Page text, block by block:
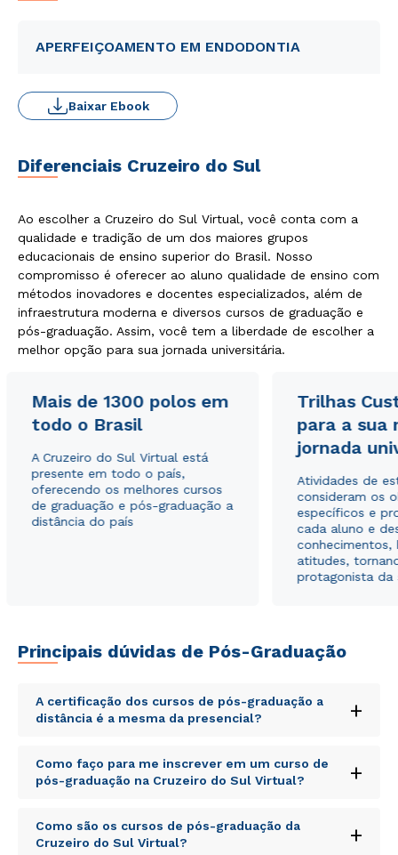
APERFEIÇOAMENTO EM ENDODONTIA
Baixar Ebook
Diferenciais Cruzeiro do Sul
Ao escolher a Cruzeiro do Sul Virtual, você conta com a
qualidade e tradição de um dos maiores grupos
educacionais de ensino superior do Brasil. Nosso
compromisso é oferecer ao aluno qualidade de ensino com
métodos inovadores e docentes especializados, além de
infraestrutura moderna e diversos cursos de graduação e
pós-graduação. Assim, você tem a liberdade de escolher a
melhor opção para sua jornada universitária.
Mais de 1300 polos em
todo o Brasil
A Cruzeiro do Sul Virtual está
presente em todo o país,
oferecendo os melhores cursos
de graduação e pós-graduação a
distância do país
Trilhas
para a sua
jornada
Atividades de
consideram os
específicos e
cada aluno e
conhecimentos,
atitudes,
protagonista da
Principais dúvidas de Pós-Graduação
A certificação dos cursos de pós-graduação a
distância é a mesma da presencial?
+
Sed ut perspiciatis unde omnis iste natus error sit
voluptatem accusantium doloremque laudantium,
totam rem aperiam, eaque ipsa quae ab illo inventore
explicabo. Nemo enim ipsam voluptatem quia
voluptas sit aspernatur aut odit aut fugit, sed quia
Como faço para me inscrever em um curso de
pós-graduação na Cruzeiro do Sul Virtual?
+
Sed ut perspiciatis unde omnis iste natus error sit
voluptatem accusantium doloremque laudantium,
Como são os cursos de pós-graduação da
Cruzeiro do Sul Virtual?
+
autorizo que meus dados sejam utilizados para o
envio de conteúdos da Cruzeiro do Sul.